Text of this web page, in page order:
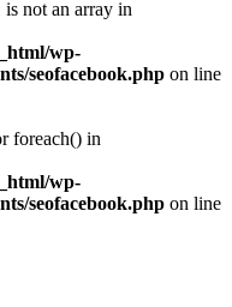
not an array in
wp-
seofacebook.php on line
foreach() in
wp-
seofacebook.php on line